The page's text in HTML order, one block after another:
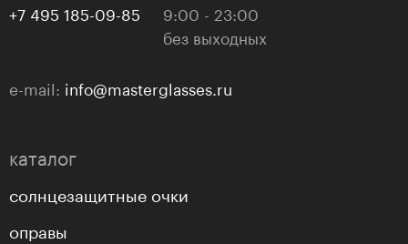
+7 495 185-09-85
9:00 - 23:00
без выходных
e-mail: info@masterglasses.ru
каталог
солнцезащитные очки
оправы